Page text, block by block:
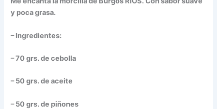
y poca grasa.
– Ingredientes:
– 70 grs. de cebolla
– 50 grs. de aceite
– 50 grs. de piñones